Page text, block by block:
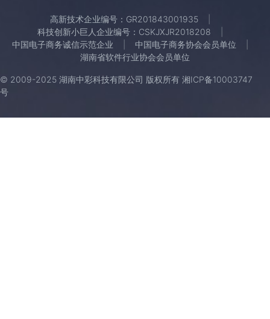
高新技术企业编号：GR201843001935
科技创新小巨人企业编号：CSKJXJR2018208
中国电子商务诚信示范企业
中国电子商务协会会员单位
湖南省软件行业协会会员单位
© 2009-2025 湖南中彩科技有限公司 版权所有 湘ICP备10003747
号